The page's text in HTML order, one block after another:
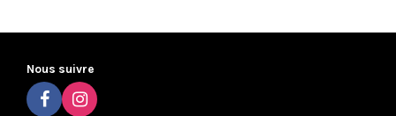
Nous suivre